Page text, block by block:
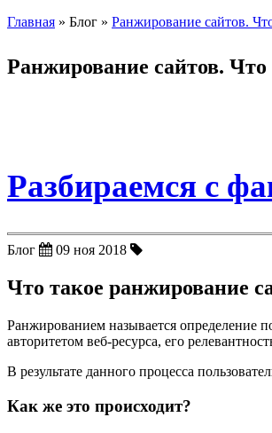
Главная » Блог » Ранжирование сайтов.
Ранжирование сайтов. Что
Разбираемся с
Блог 09 ноя 2018
Что такое ранжирование
Ранжированием называется определение
авторитетом веб-ресурса, его
В результате данного процесса
Как же это происходит?